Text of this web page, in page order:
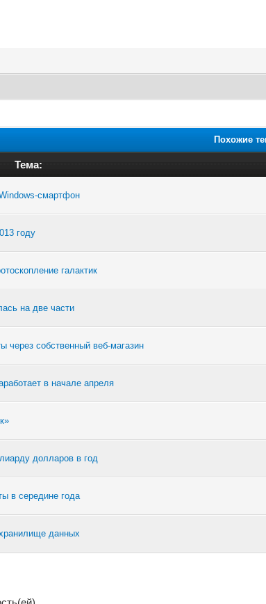
Похожие
Тема:
смартфон
году
галактик
на две части
через собственный веб-магазин
в начале апреля
долларов в год
в середине года
данных